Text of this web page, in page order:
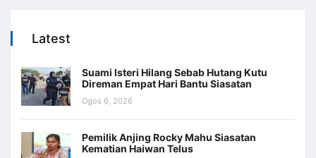
Latest
Suami Isteri Hilang Sebab Hutang Kutu
Direman Empat Hari Bantu Siasatan
Ogos 6, 2026
Pemilik Anjing Rocky Mahu Siasatan
Kematian Haiwan Telus